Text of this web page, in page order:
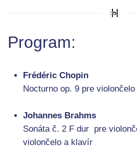
Program:
Frédéric Chopin
Nocturno op. 9 pre
Johannes Brahms
Sonáta č. 2 F dur pre
violončelo a klavír